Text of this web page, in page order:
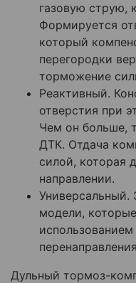
газовую струю,
Формируется
который
перегородки
торможение
Реактивный.
отверстия при
Чем он больше,
ДТК. Отдача
силой, которая
направлении.
Универсальный.
модели,
Дульный тормоз-